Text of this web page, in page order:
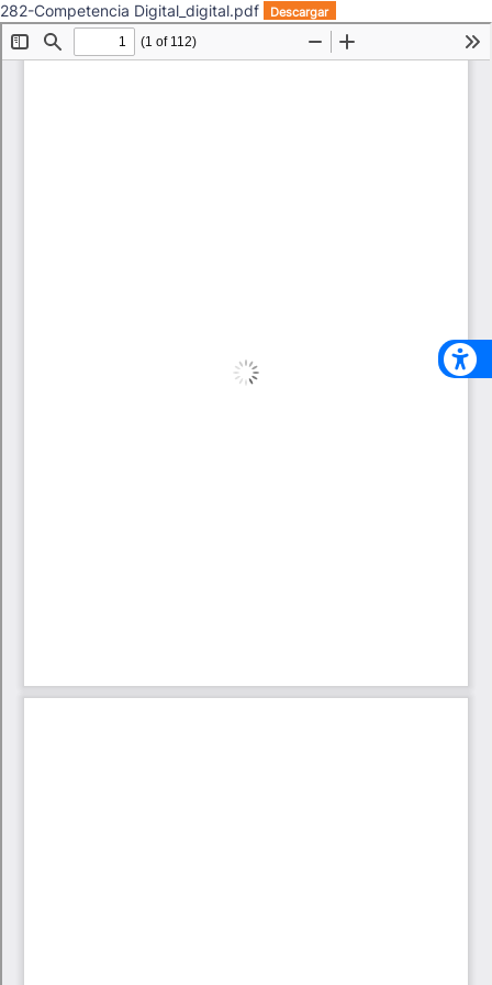
282-Competencia Digital_digital.pdf Descargar